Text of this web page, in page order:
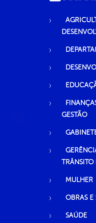
GESTÃO
TRÂNSITO
MULHER
OBRAS E
SAÚDE